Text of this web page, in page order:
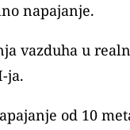
napajanje.
vazduha u
ja.
od 10